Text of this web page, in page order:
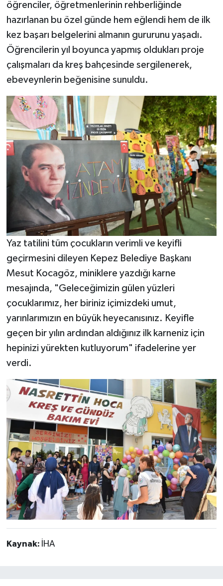
öğrenciler, öğretmenlerinin rehberliğinde
hazırlanan bu özel günde hem eğlendi hem de ilk
kez başarı belgelerini almanın gururunu yaşadı.
Öğrencilerin yıl boyunca yapmış oldukları proje
çalışmaları da kreş bahçesinde sergilenerek,
ebeveynlerin beğenisine sunuldu.
Yaz tatilini tüm çocukların verimli ve keyifli
geçirmesini dileyen Kepez Belediye Başkanı
Mesut Kocagöz, miniklere yazdığı karne
mesajında, "Geleceğimizin gülen yüzleri
çocuklarımız, her biriniz içimizdeki umut,
yarınlarımızın en büyük heyecanısınız. Keyifle
geçen bir yılın ardından aldığınız ilk karneniz için
hepinizi yürekten kutluyorum" ifadelerine yer
verdi.
Kaynak: İHA